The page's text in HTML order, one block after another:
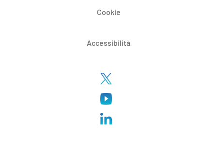
Cookie
Accessibilità